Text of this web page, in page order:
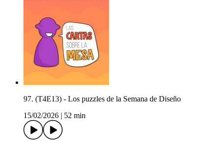
97. (T4E13) - Los puzzles de la Semana de Diseño
15/02/2026
52 min